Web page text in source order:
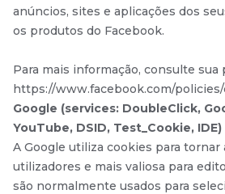
anúncios, sites e aplicações dos
os produtos do Facebook.
Para mais informação, consulte
https://www.facebook.com/policies/
Google (services: DoubleClick,
YouTube, DSID, Test_Cookie, IDE)
A Google utiliza cookies para
utilizadores e mais valiosa para
são normalmente usados para